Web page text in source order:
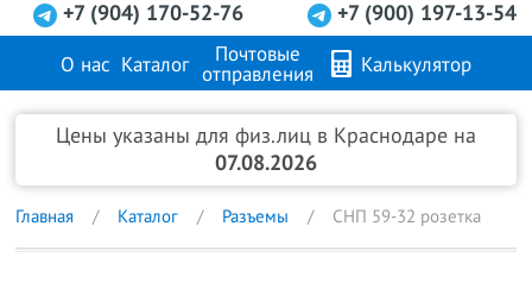
+7 (904) 170-52-76
+7 (900) 197-13-54
О нас Каталог
Почтовые
отправления
Калькулятор
Продажа металлов Контакты
Цены указаны для физ.лиц в Краснодаре на
07.08.2026
Главная Каталог Разъемы СНП 59-32 розетка